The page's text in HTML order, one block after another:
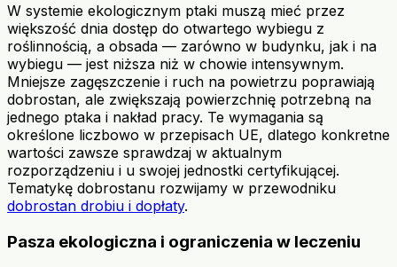
W systemie ekologicznym ptaki muszą mieć przez
większość dnia dostęp do otwartego wybiegu z
roślinnością, a obsada — zarówno w budynku, jak i na
wybiegu — jest niższa niż w chowie intensywnym.
Mniejsze zagęszczenie i ruch na powietrzu poprawiają
dobrostan, ale zwiększają powierzchnię potrzebną na
jednego ptaka i nakład pracy. Te wymagania są
określone liczbowo w przepisach UE, dlatego konkretne
wartości zawsze sprawdzaj w aktualnym
rozporządzeniu i u swojej jednostki certyfikującej.
Tematykę dobrostanu rozwijamy w przewodniku
dobrostan drobiu i dopłaty.
Pasza ekologiczna i ograniczenia w leczeniu